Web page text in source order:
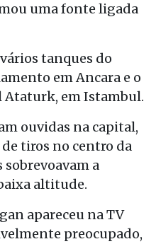
uma fonte ligada
tanques do
em Ancara e o
em Istambul.
ouvidas na capital,
tiros no centro da
a
altitude.
apareceu na TV
preocupado,